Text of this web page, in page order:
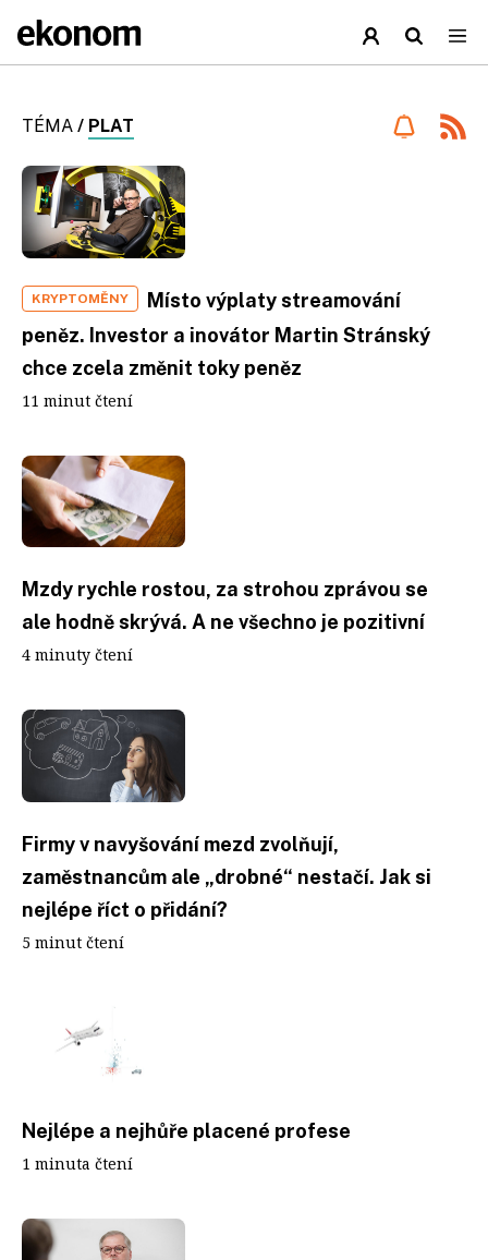
TÉMA / PLAT
KRYPTOMĚNY
Místo výplaty streamování
peněz. Investor a inovátor Martin Stránský
chce zcela změnit toky peněz
11 minut čtení
Mzdy rychle rostou, za strohou zprávou se
ale hodně skrývá. A ne všechno je pozitivní
4 minuty čtení
Firmy v navyšování mezd zvolňují,
zaměstnancům ale „drobné“ nestačí. Jak si
nejlépe říct o přidání?
5 minut čtení
Nejlépe a nejhůře placené profese
1 minuta čtení